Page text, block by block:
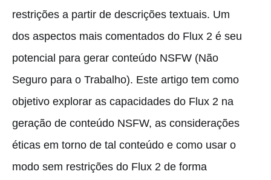
restrições a partir de descrições textuais. Um
dos aspectos mais comentados do Flux 2 é seu
potencial para gerar conteúdo NSFW (Não
Seguro para o Trabalho). Este artigo tem como
objetivo explorar as capacidades do Flux 2 na
geração de conteúdo NSFW, as considerações
éticas em torno de tal conteúdo e como usar o
modo sem restrições do Flux 2 de forma